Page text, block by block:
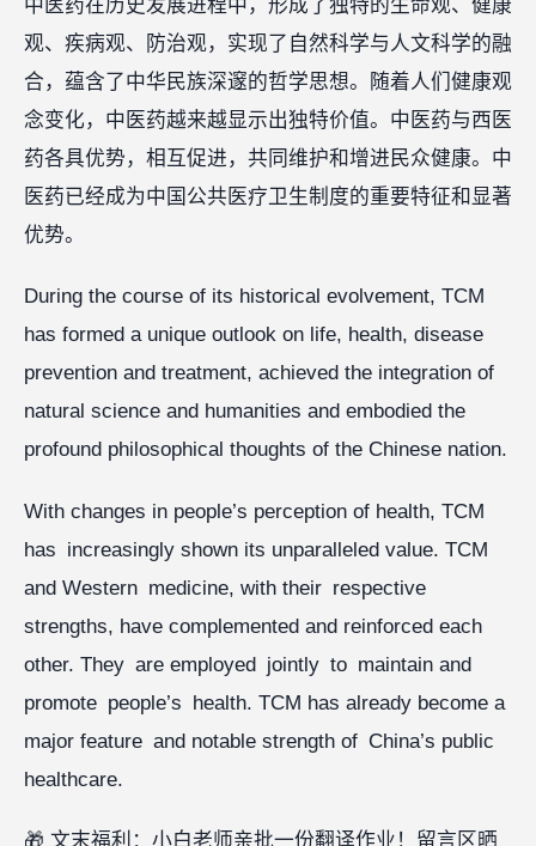
中医药在历史发展进程中，形成了独特的生命观、健康
观、疾病观、防治观，实现了自然科学与人文科学的融
合，蕴含了中华民族深邃的哲学思想。随着人们健康观
念变化，中医药越来越显示出独特价值。中医药与西医
药各具优势，相互促进，共同维护和增进民众健康。中
医药已经成为中国公共医疗卫生制度的重要特征和显著
优势。
During the course of its historical evolvement, TCM
has formed a unique outlook on life, health, disease
prevention and treatment, achieved the integration of
natural science and humanities and embodied the
profound philosophical thoughts of the Chinese nation.
With changes in people’s perception of health, TCM
has increasingly shown its unparalleled value. TCM
and Western medicine, with their respective
strengths, have complemented and reinforced each
other. They are employed jointly to maintain and
promote people’s health. TCM has already become a
major feature and notable strength of China’s public
healthcare.
🎁 文末福利：小白老师亲批一份翻译作业！留言区晒